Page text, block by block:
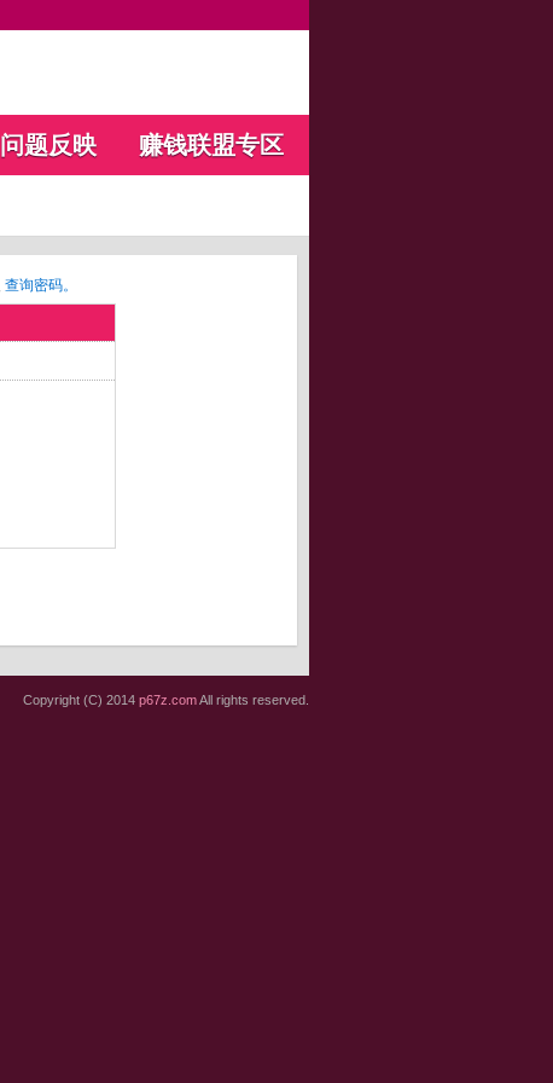
问题反映 赚钱联盟专区
查询密码。
Copyright (C) 2014 p67z.comAll rights reserved.